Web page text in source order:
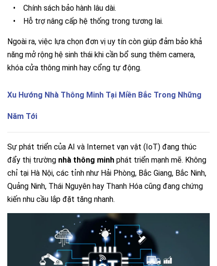
• Chính sách bảo hành lâu dài.
• Hỗ trợ nâng cấp hệ thống trong tương lai.
Ngoài ra, việc lựa chọn đơn vị uy tín còn giúp đảm bảo khả
năng mở rộng hệ sinh thái khi cần bổ sung thêm camera,
khóa cửa thông minh hay cổng tự động.
Xu Hướng Nhà Thông Minh Tại Miền Bắc Trong Những
Năm Tới
Sự phát triển của AI và Internet vạn vật (IoT) đang thúc
đẩy thị trường nhà thông minh phát triển mạnh mẽ. Không
chỉ tại Hà Nội, các tỉnh như Hải Phòng, Bắc Giang, Bắc Ninh,
Quảng Ninh, Thái Nguyên hay Thanh Hóa cũng đang chứng
kiến nhu cầu lắp đặt tăng nhanh.